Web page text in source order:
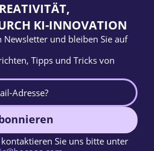
KI-INNOVATION
Newsletter und bleiben Sie auf
Tipps und Tricks von
Sie uns bitte unter